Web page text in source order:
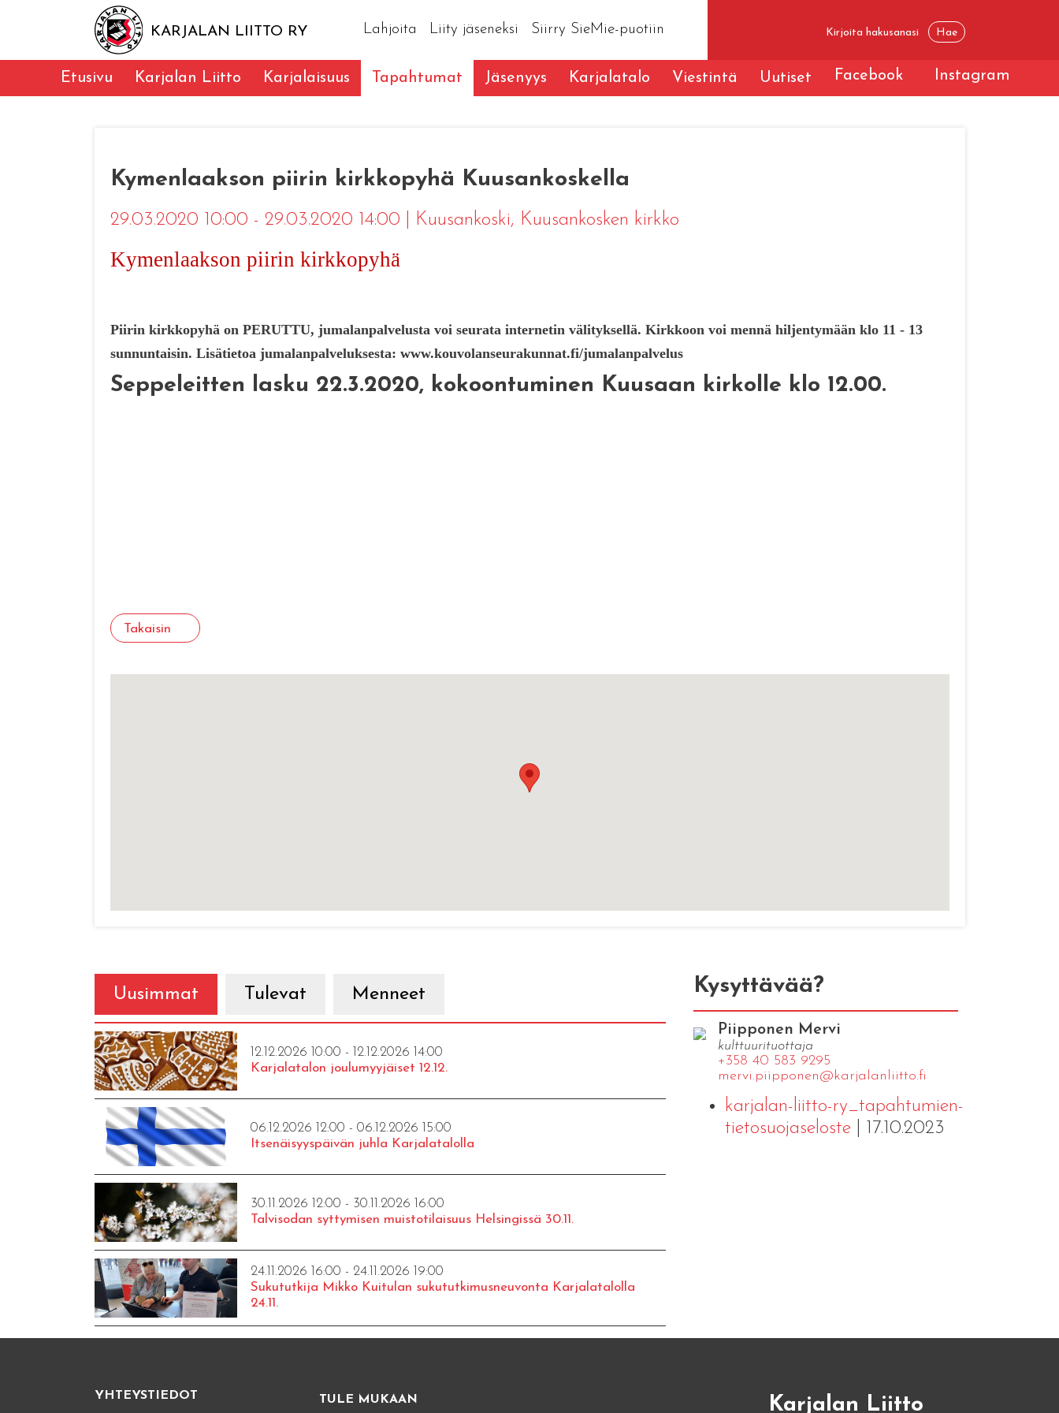
KARJALAN LIITTO RY Lahjoita Liity jäseneksi Siirry SieMie-puotiin
Etusivu Karjalan Liitto Karjalaisuus Tapahtumat Jäsenyys Karjalatalo Viestintä Uutiset Facebook Instagram
Kymenlaakson piirin kirkkopyhä Kuusankoskella
29.03.2020 10:00 - 29.03.2020 14:00 Kuusankoski, Kuusankosken kirkko
Kymenlaakson piirin kirkkopyhä
Piirin kirkkopyhä on PERUTTU, jumalanpalvelusta voi seurata internetin välityksellä. Kirkkoon voi mennä hiljentymään klo 11 - 13
sunnuntaisin. Lisätietoa jumalanpalveluksesta: www.kouvolanseurakunnat.fi/jumalanpalvelus
Seppeleitten lasku 22.3.2020, kokoontuminen Kuusaan kirkolle klo 12.00.
Takaisin
Uusimmat Tulevat Menneet
12.12.2026 10:00 - 12.12.2026 14:00
Karjalatalon joulumyyjäiset 12.12.
06.12.2026 12:00 - 06.12.2026 15:00
Itsenäisyyspäivän juhla Karjalatalolla
30.11.2026 12:00 - 30.11.2026 16:00
Talvisodan syttymisen muistotilaisuus Helsingissä 30.11.
24.11.2026 16:00 - 24.11.2026 19:00
Sukututkija Mikko Kuitulan sukututkimusneuvonta Karjalatalolla
24.11.
Kysyttävää?
Piipponen Mervi
kulttuurituottaja
+358 40 583 9295
mervi.​piipponen@​kar​jala​nlii​tto.​fi
karjalan-liitto-ry_tapahtumien-
tietosuojaseloste| 17.10.2023
YHTEYSTIEDOT TULE MUKAAN Karjalan Liitto